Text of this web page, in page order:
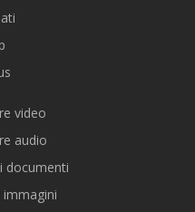
video
audio
documenti